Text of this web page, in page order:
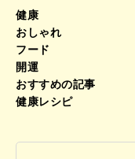
健康
おしゃれ
フード
開運
おすすめの記事
健康レシピ